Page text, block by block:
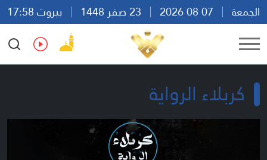
الجمعة
بيروت 17:58
Ar
En Fr Es
كربلاء الرواية